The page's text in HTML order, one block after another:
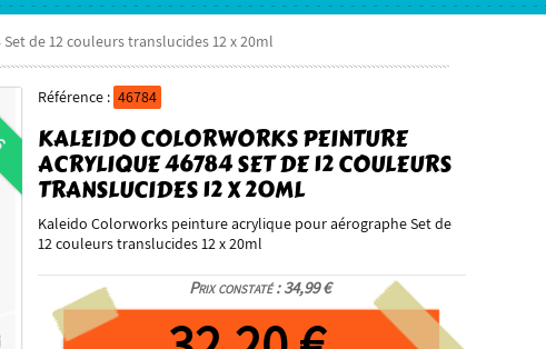
de 12 couleurs translucides 12 x 20ml
Référence : 46784
KALEIDO COLORWORKS PEINTURE
ACRYLIQUE 46784 SET DE 12 COULEURS
TRANSLUCIDES 12 X 20ML
Kaleido Colorworks peinture acrylique pour aérographe Set de
12 couleurs translucides 12 x 20ml
Prix constaté : 34,99 €